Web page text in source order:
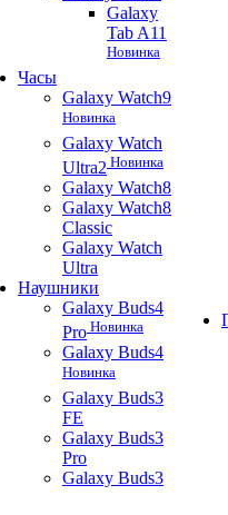
Galaxy
Tab A11
Новинка
Часы
Galaxy Watch9
Новинка
Galaxy Watch
Ultra2 Новинка
Galaxy Watch8
Galaxy Watch8
Classic
Galaxy Watch
Ultra
Наушники
Galaxy Buds4
Pro Новинка
Galaxy Buds4
Новинка
Galaxy Buds3
FE
Galaxy Buds3
Pro
Galaxy Buds3